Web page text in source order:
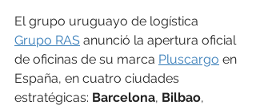
El grupo uruguayo de logística
Grupo RAS anunció la apertura oficial
de oficinas de su marca Pluscargo en
España, en cuatro ciudades
estratégicas: Barcelona, Bilbao,